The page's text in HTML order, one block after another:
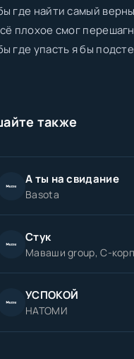
где найти самый
плохое смог
где упасть я бы
также
А ты на свидание
Basota
Стук
Маваши group, С-
УСПОКОЙ
НАТОМИ